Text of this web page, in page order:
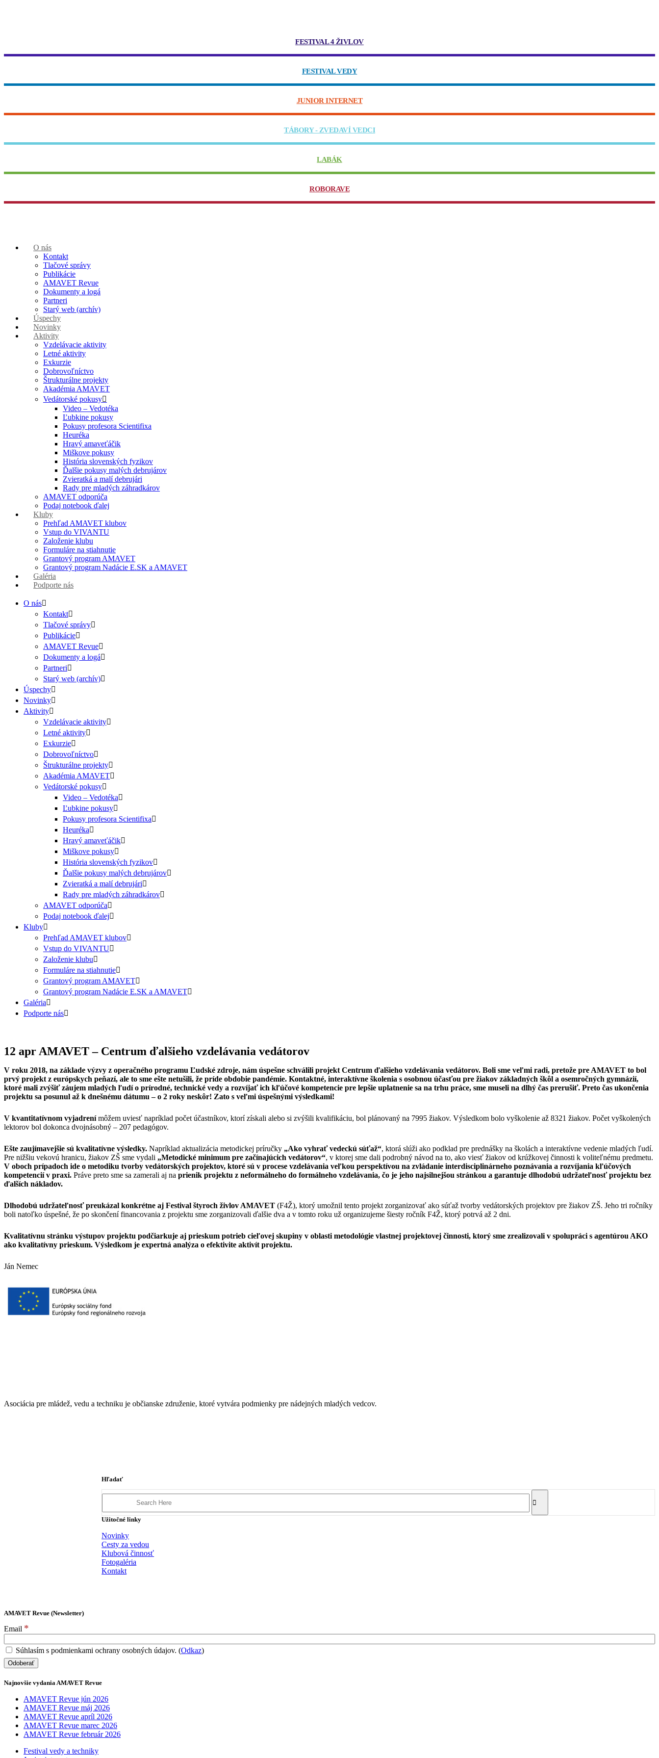
FESTIVAL 4 ŽIVLOV
FESTIVAL VEDY
JUNIOR INTERNET
TÁBORY - ZVEDAVÍ VEDCI
LABÁK
ROBORAVE
O nás
Kontakt
Tlačové správy
Publikácie
AMAVET Revue
Dokumenty a logá
Partneri
Starý web (archív)
Úspechy
Novinky
Aktivity
Vzdelávacie aktivity
Letné aktivity
Exkurzie
Dobrovoľníctvo
Štrukturálne projekty
Akadémia AMAVET
Vedátorské pokusy
Video – Vedotéka
Ľubkine pokusy
Pokusy profesora Scientifixa
Heuréka
Hravý amaveťáčik
Miškove pokusy
História slovenských fyzikov
Ďalšie pokusy malých debrujárov
Zvieratká a malí debrujári
Rady pre mladých záhradkárov
AMAVET odporúča
Podaj notebook ďalej
Kluby
Prehľad AMAVET klubov
Vstup do VIVANTU
Založenie klubu
Formuláre na stiahnutie
Grantový program AMAVET
Grantový program Nadácie E.SK a AMAVET
Galéria
Podporte nás
O nás
Kontakt
Tlačové správy
Publikácie
AMAVET Revue
Dokumenty a logá
Partneri
Starý web (archív)
Úspechy
Novinky
Aktivity
Vzdelávacie aktivity
Letné aktivity
Exkurzie
Dobrovoľníctvo
Štrukturálne projekty
Akadémia AMAVET
Vedátorské pokusy
Video – Vedotéka
Ľubkine pokusy
Pokusy profesora Scientifixa
Heuréka
Hravý amaveťáčik
Miškove pokusy
História slovenských fyzikov
Ďalšie pokusy malých debrujárov
Zvieratká a malí debrujári
Rady pre mladých záhradkárov
AMAVET odporúča
Podaj notebook ďalej
Kluby
Prehľad AMAVET klubov
Vstup do VIVANTU
Založenie klubu
Formuláre na stiahnutie
Grantový program AMAVET
Grantový program Nadácie E.SK a AMAVET
Galéria
Podporte nás
12 apr AMAVET – Centrum ďalšieho vzdelávania vedátorov
V roku 2018, na základe výzvy z operačného programu Ľudské zdroje, nám úspešne schválili projekt Centrum ďalšieho vzdelávania vedátorov. Boli sme veľmi radi, pretože pre AMAVET to bol
prvý projekt z európskych peňazí, ale to sme ešte netušili, že príde obdobie pandémie. Kontaktné, interaktívne školenia s osobnou účasťou pre žiakov základných škôl a osemročných gymnázií,
ktoré mali zvýšiť záujem mladých ľudí o prírodné, technické vedy a rozvíjať ich kľúčové kompetencie pre lepšie uplatnenie sa na trhu práce, sme museli na dlhý čas prerušiť. Preto čas ukončenia
projektu sa posunul až k dnešnému dátumu – o 2 roky neskôr! Zato s veľmi úspešnými výsledkami!
V kvantitatívnom vyjadrenímôžem uviesť napríklad počet účastníkov, ktorí získali alebo si zvýšili kvalifikáciu, bol plánovaný na 7995 žiakov. Výsledkom bolo vyškolenie až 8321 žiakov. Počet vyškolených
lektorov bol dokonca dvojnásobný – 207 pedagógov.
Ešte zaujímavejšie sú kvalitatívne výsledky. Napríklad aktualizácia metodickej príručky „Ako vyhrať vedeckú súťaž“, ktorá slúži ako podklad pre prednášky na školách a interaktívne vedenie mladých ľudí.
Pre nižšiu vekovú hranicu, žiakov ZŠ sme vydali „Metodické minimum pre začínajúcich vedátorov“, v ktorej sme dali podrobný návod na to, ako viesť žiakov od krúžkovej činnosti k voliteľnému predmetu.
V oboch prípadoch ide o metodiku tvorby vedátorských projektov, ktoré sú v procese vzdelávania veľkou perspektívou na zvládanie interdisciplinárneho poznávania a rozvíjania kľúčových
kompetencií v praxi. Práve preto sme sa zamerali aj na prienik projektu z neformálneho do formálneho vzdelávania, čo je jeho najsilnejšou stránkou a garantuje dlhodobú udržateľnosť projektu bez
ďalších nákladov.
Dlhodobú udržateľnosť preukázal konkrétne aj Festival štyroch živlov AMAVET (F4Ž), ktorý umožnil tento projekt zorganizovať ako súťaž tvorby vedátorských projektov pre žiakov ZŠ. Jeho tri ročníky
boli natoľko úspešné, že po skončení financovania z projektu sme zorganizovali ďalšie dva a v tomto roku už organizujeme šiesty ročník F4Ž, ktorý potrvá až 2 dni.
Kvalitatívnu stránku výstupov projektu podčiarkuje aj prieskum potrieb cieľovej skupiny v oblasti metodológie vlastnej projektovej činnosti, ktorý sme zrealizovali v spolupráci s agentúrou AKO
ako kvalitatívny prieskum. Výsledkom je expertná analýza o efektivite aktivít projektu.
Ján Nemec
Asociácia pre mládež, vedu a techniku je občianske združenie, ktoré vytvára podmienky pre nádejných mladých vedcov.
Hľadať
Search
Užitočné linky
Novinky
Cesty za vedou
Klubová činnosť
Fotogaléria
Kontakt
AMAVET Revue (Newsletter)
Email *
Súhlasím s podmienkami ochrany osobných údajov. (Odkaz)
Najnovšie vydania AMAVET Revue
AMAVET Revue jún 2026
AMAVET Revue máj 2026
AMAVET Revue apríl 2026
AMAVET Revue marec 2026
AMAVET Revue február 2026
Festival vedy a techniky